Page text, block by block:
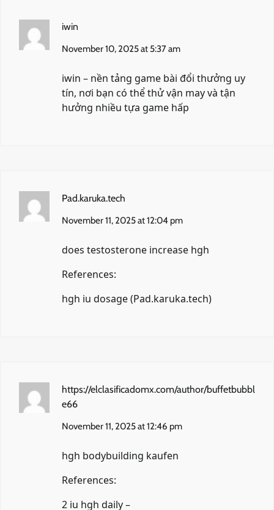
iwin
November 10, 2025 at 5:37 am
iwin – nền tảng game bài đổi thưởng uy
tín, nơi bạn có thể thử vận may và tận
hưởng nhiều tựa game hấp
Pad.karuka.tech
November 11, 2025 at 12:04 pm
does testosterone increase hgh
References:
hgh iu dosage (Pad.karuka.tech)
https://elclasificadomx.com/author/buffetbubbl
e66
November 11, 2025 at 12:46 pm
hgh bodybuilding kaufen
References:
2 iu hgh daily –